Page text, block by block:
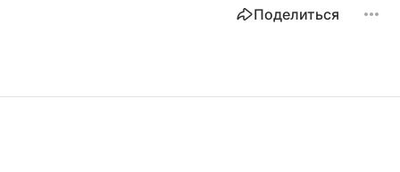
Поделиться